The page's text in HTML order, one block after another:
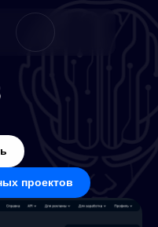
проектов